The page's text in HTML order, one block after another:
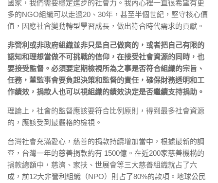
國家，我們需要穩定進步的社會⼒。我內⼼裡⼀直很希望有更
多的NGO組織可以走過20、30年，甚⾄半個世紀，堅守核⼼價
值，因應社會變動轉型學習成長，做出符合時代需求的貢獻。
非營利或非政府組織並非只是自己做爽的，或者把自己有限的
認知和理想當做不可挑戰的信仰，在接受社會資源的同時，也
要接受監督。必須要定期檢視所為之事是否符合組織的宗旨、
任務，董監事會要負起決策和監督的責任，確保財務透明和⼯
作績效，捐款⼈也可以視組織的績效決定是否繼續⽀持捐助。
理論上，社會的監督應該要符合比例原則，得到最多社會資源
的，應該受到最嚴格的檢視。
台灣社會充滿愛⼼，慈善的捐款持續增加當中，根據最新的調
查，台灣⼀年的慈善捐款約有 1500億。在近200家慈善機構的
捐款總額中，慈濟、家扶、世展會等三⼤慈善組織就占了六
成，前12⼤非營利組織（NPO）則占了80%的款項。地球公⺠